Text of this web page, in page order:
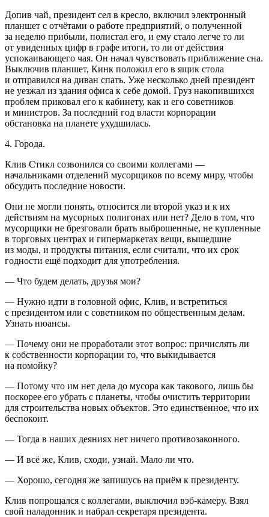
Допив чай, президент сел в кресло, включил электронный
планшет с отчётами о работе предприятий, о полученной
за неделю прибыли, полистал его, и ему стало легче то ли
от увиденных цифр в графе итоги, то ли от действия
успокаивающего чая. Он начал чувствовать приближение сна.
Выключив планшет, Кинк положил его в ящик стола
и отправился на диван спать. Уже несколько дней президент
не уезжал из здания офиса к себе домой. Груз накопившихся
проблем приковал его к кабинету, как и его советников
и министров. За последний год власти корпорации
обстановка на планете ухудшилась.
4. Города.
Клив Стикл созвонился со своими коллегами —
начальниками отделений мусорщиков по всему миру, чтобы
обсудить последние новости.
Они не могли понять, относится ли второй указ и к их
действиям на мусорных полигонах или нет? Дело в том, что
мусорщики не брезговали брать выброшенные, не купленные
в торговых центрах и гипермаркетах вещи, вышедшие
из моды, и продукты питания, если считали, что их срок
годности ещё подходит для употребления.
— Что будем делать, друзья мои?
— Нужно идти в головной офис, Клив, и встретиться
с президентом или с советником по общественным делам.
Узнать нюансы.
— Почему они не проработали этот вопрос: причислять ли
к собственности корпорации то, что выкидывается
на помойку?
— Потому что им нет дела до мусора как такового, лишь бы
поскорее его убрать с планеты, чтобы очистить территории
для строительства новых объектов. Это единственное, что их
беспокоит.
— Тогда в наших деяниях нет ничего противозаконного.
— И всё же, Клив, сходи, узнай. Мало ли что.
— Хорошо, сегодня же запишусь на приём к президенту.
Клив попрощался с коллегами, выключил вэб-камеру. Взял
свой наладонник и набрал секретаря президента.